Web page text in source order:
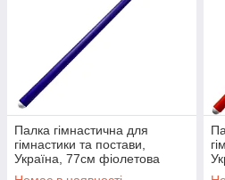
Палка гімнастична для
гімнастики та постави,
Україна, 77см фіолетова